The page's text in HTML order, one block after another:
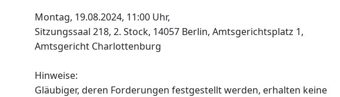
Montag, 19.08.2024, 11:00 Uhr,
Sitzungssaal 218, 2. Stock, 14057 Berlin, Amtsgerichtsplatz 1,
Amtsgericht Charlottenburg
Hinweise:
Gläubiger, deren Forderungen festgestellt werden, erhalten keine